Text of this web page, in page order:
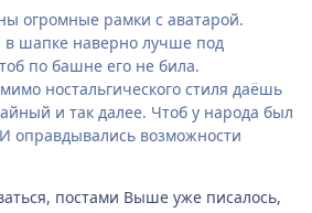
огромные рамки с аватарой.
в шапке наверно лучше под
по башне его не била.
ностальгического стиля даёшь
и так далее. Чтоб у народа был
оправдывались возможности
постами Выше уже писалось,